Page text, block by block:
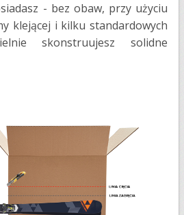
- bez obaw, przy użyciu
klejącej i kilku standardowych
skonstruujesz solidne